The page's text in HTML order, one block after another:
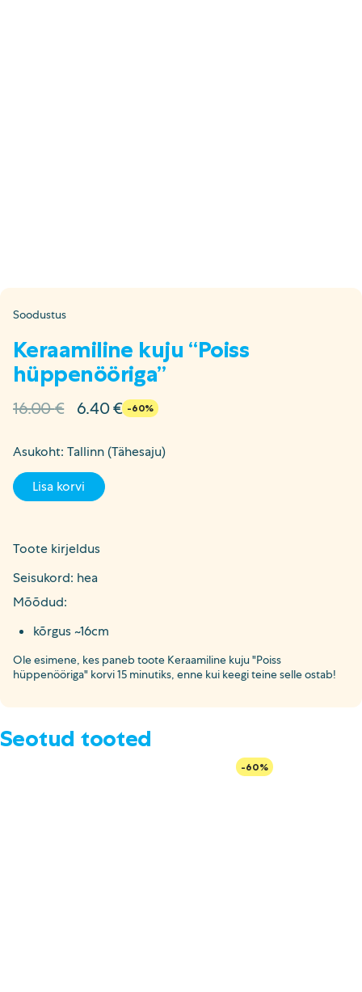
Soodustus
Keraamiline kuju “Poiss
hüppenööriga”
16.00€
Algne
oli:
16.00 €.
6.40€Current
is:
6.40 €.
-60%
Asukoht: Tallinn (Tähesaju)
Lisa korvi
Toote kirjeldus
Seisukord: hea
Mõõdud:
kõrgus ~16cm
Ole esimene, kes paneb toote Keraamiline kuju "Poiss
hüppenööriga" korvi 15 minutiks, enne kui keegi teine selle ostab!
Seotud tooted
-60%